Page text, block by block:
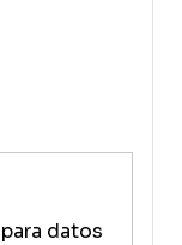
datos